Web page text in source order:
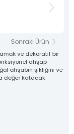
Sonraki Ürün
ve dekoratif bir
ahşap
ahşabın şıklığını ve
değer katacak